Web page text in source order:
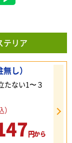
テリア
し）
たない1〜３
円から